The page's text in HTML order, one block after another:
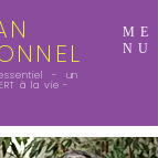
ME
NU
- un
à la vie -